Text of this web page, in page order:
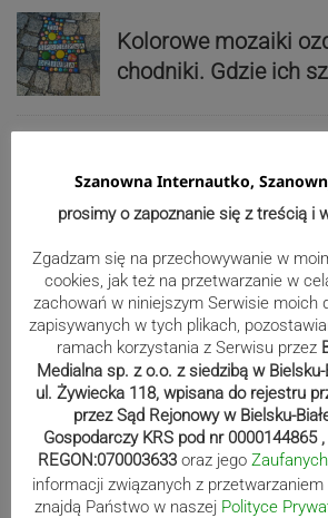
Kolorowe mozaiki
chodniki. Gdzie ich
Haftem zapisuje
Twórczyni z pasją i
„Miesiofoto” i jego
okiem członków
Towarzystwa
wernisaż wystawy|
Reklama
Szanowna Internautko,
prosimy o zapoznanie się z treścią i
Zgadzam się na przechowywanie w
cookies, jak też na przetwarzanie w
zachowań w niniejszym Serwisie moich
zapisywanych w tych plikach,
ramach korzystania z Serwisu przez
Medialna sp. z o.o. z siedzibą w Bielsku-
ul. Żywiecka 118, wpisana do rejestru
przez Sąd Rejonowy w Bielsku-
Gospodarczy KRS pod nr 0000144865
REGON:070003633 oraz jego
informacji związanych z
znajdą Państwo w naszej Polityce